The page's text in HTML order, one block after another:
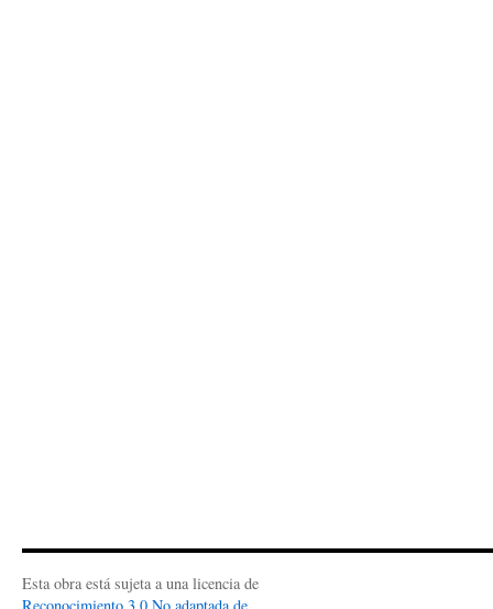
Esta obra está sujeta a una licencia de